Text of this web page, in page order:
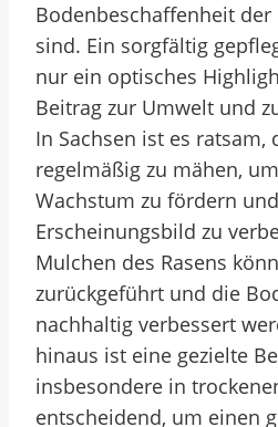
Bodenbeschaffenheit
sind. Ein sorgfältig
nur ein optisches
Beitrag zur Umwelt und
In Sachsen ist es ratsam,
regelmäßig zu mähen,
Wachstum zu fördern
Erscheinungsbild zu
Mulchen des Rasens
zurückgeführt und die
nachhaltig verbessert
hinaus ist eine gezielte
insbesondere in
entscheidend, um einen